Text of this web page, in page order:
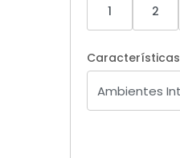
1
2
Características